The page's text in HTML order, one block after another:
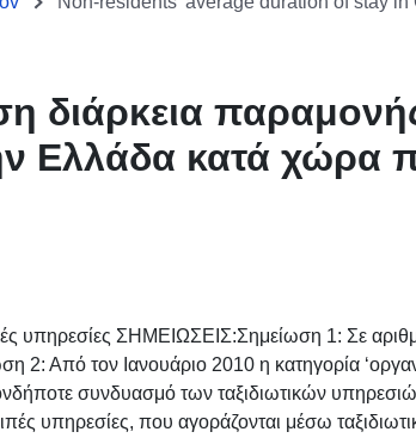
διάρκεια
Ελλάδα κατά χώρα
υπηρεσίες ΣΗΜΕΙΩΣΕΙΣ:Σημείωση 1: Σε
2: Από τον Ιανουάριο 2010 η κατηγορία
συνδυασμό των ταξιδιωτικών
υπηρεσίες, που αγοράζονται μέσω